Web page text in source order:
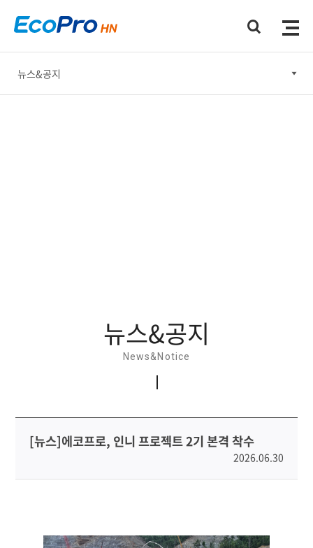
뉴스&공지
뉴스&공지
News&Notice
[뉴스]에코프로, 인니 프로젝트 2기 본격 착수
2026.06.30